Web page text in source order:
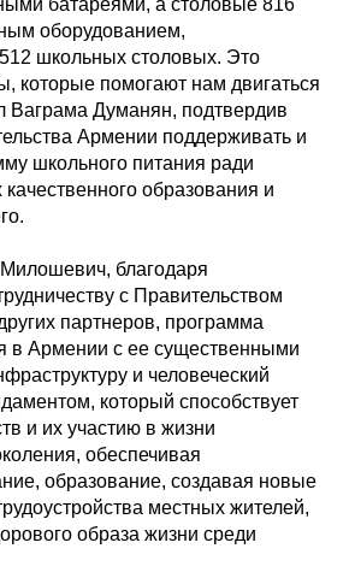
батареями, а столовые 816
оборудованием,
школьных столовых. Это
которые помогают нам двигаться
Ваграма Думанян, подтвердив
Армении поддерживать и
школьного питания ради
качественного образования и
благодаря
с Правительством
партнеров, программа
в Армении с ее существенными
и человеческий
который способствует
и их участию в жизни
обеспечивая
образование, создавая новые
местных жителей,
образа жизни среди